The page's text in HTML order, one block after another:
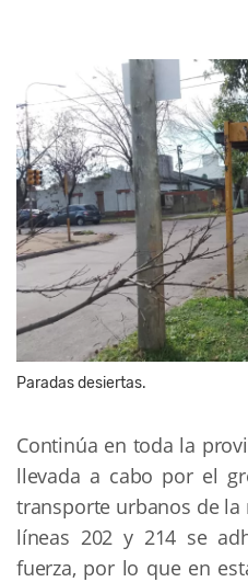
Paradas desiertas.
Continúa en toda la
llevada a cabo por el
transporte urbanos de la
líneas 202 y 214 se
fuerza, por lo que en